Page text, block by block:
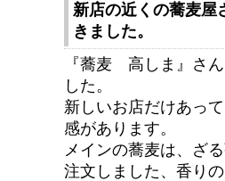
新店の近くの蕎麦屋
きました。
『蕎麦 高しま』さ
した。
新しいお店だけあっ
感があります。
メインの蕎麦は、ざ
注文しました、香り